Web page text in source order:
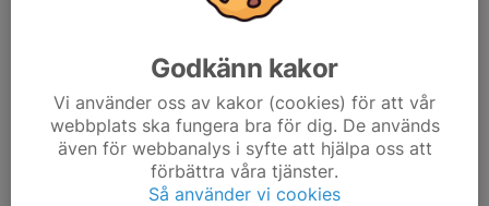
Godkänn kakor
Vi använder oss av kakor (cookies) för att vår
webbplats ska fungera bra för dig. De används
även för webbanalys i syfte att hjälpa oss att
förbättra våra tjänster.
Så använder vi cookies